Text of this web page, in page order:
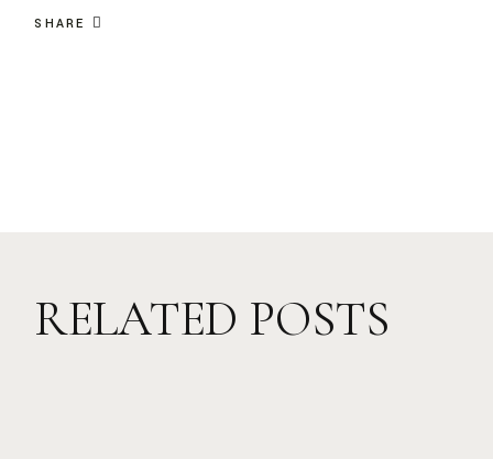
SHARE
RELATED POSTS